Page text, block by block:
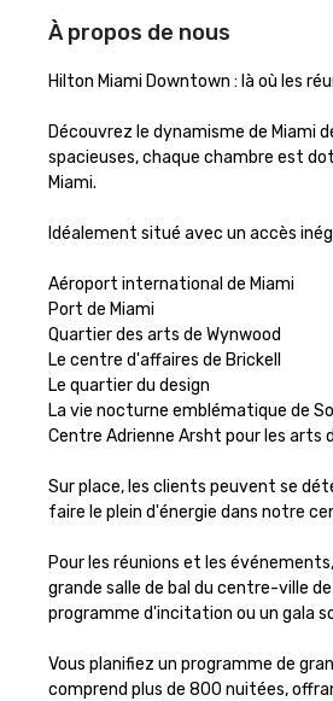
À propos de nous
Hilton Miami Downtown : là où les
Découvrez le dynamisme de Miami
spacieuses, chaque chambre est
Miami.
Idéalement situé avec un accès
Aéroport international de Miami
Port de Miami
Quartier des arts de Wynwood
Le centre d'affaires de Brickell
Le quartier du design
La vie nocturne emblématique de
Centre Adrienne Arsht pour les arts
Sur place, les clients peuvent se
faire le plein d'énergie dans notre
Pour les réunions et les
grande salle de bal du centre-ville
programme d'incitation ou un gala
Vous planifiez un programme de
comprend plus de 800 nuitées,